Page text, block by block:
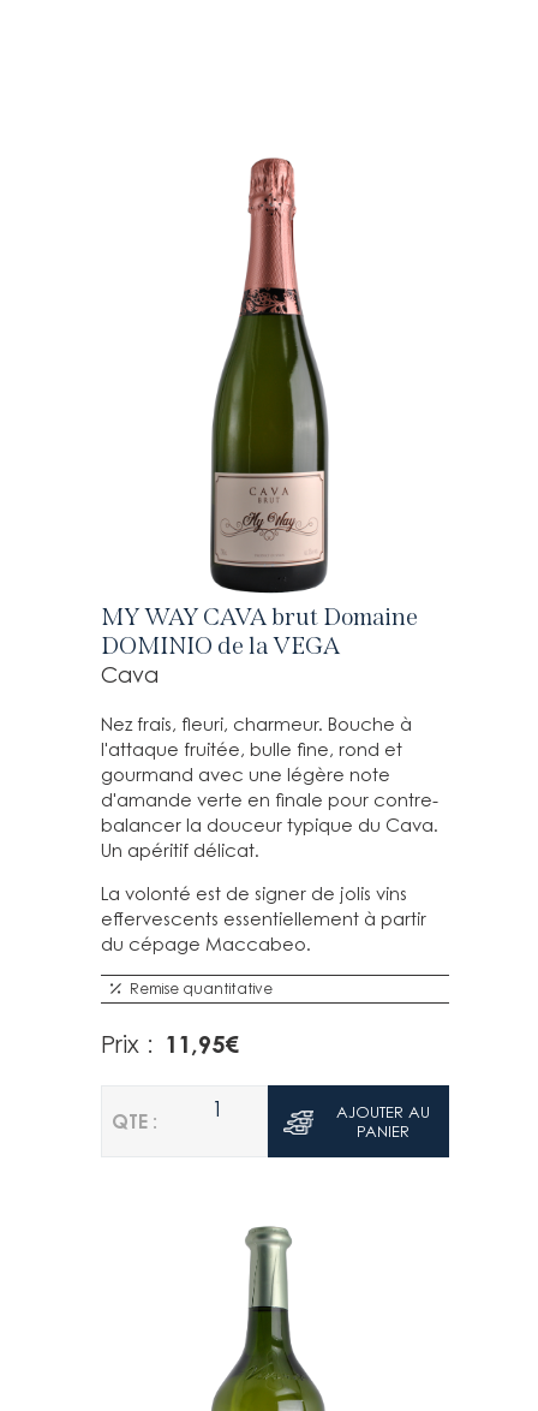
MY WAY CAVA brut Domaine
DOMINIO de la VEGA
Cava
Nez frais, fleuri, charmeur. Bouche à
l'attaque fruitée, bulle fine, rond et
gourmand avec une légère note
d'amande verte en finale pour contre-
balancer la douceur typique du Cava.
Un apéritif délicat.
La volonté est de signer de jolis vins
effervescents essentiellement à partir
du cépage Maccabeo.
Remise quantitative
Prix : 11,95€
QTE : 1
AJOUTER AU
PANIER